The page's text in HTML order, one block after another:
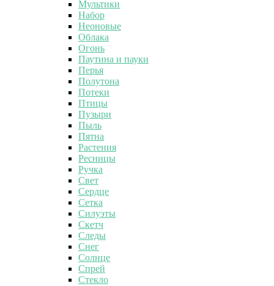
Мультики
Набор
Неоновые
Облака
Огонь
Паутина и пауки
Перья
Полутона
Потеки
Птицы
Пузыри
Пыль
Пятна
Растения
Ресницы
Ручка
Свет
Сердце
Сетка
Силуэты
Скетч
Следы
Снег
Солнце
Спрей
Стекло